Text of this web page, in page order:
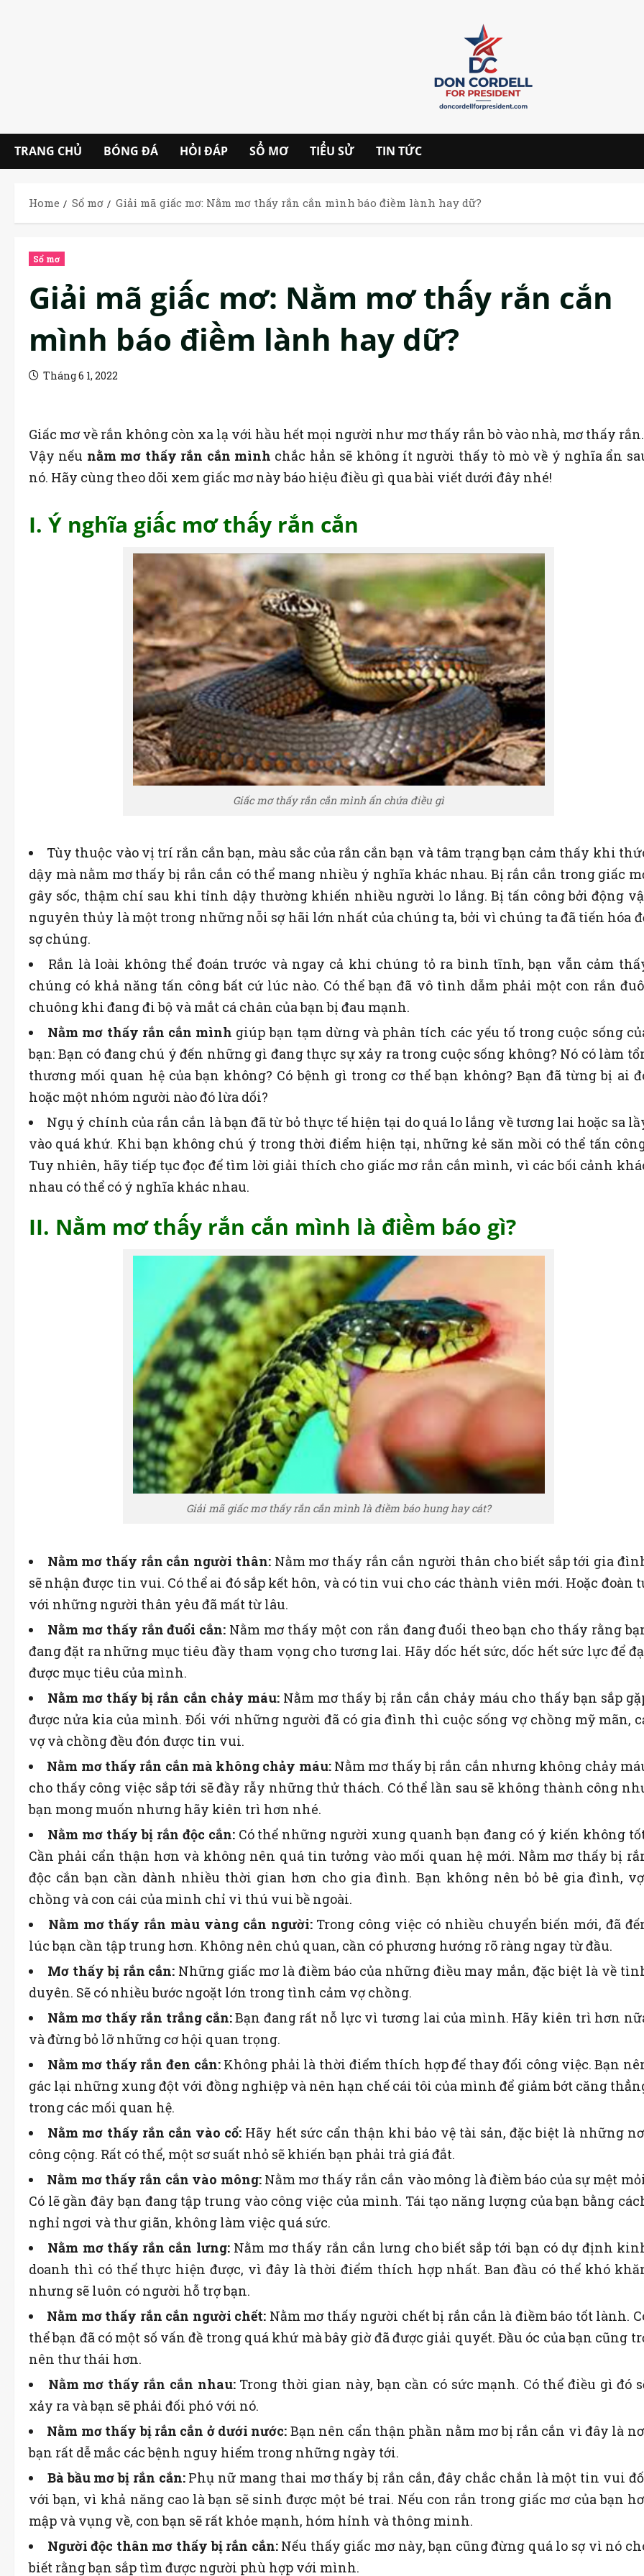
TRANG CHỦ BÓNG ĐÁ HỎI ĐÁP SỔ MƠ TIỂU SỬ TIN TỨC
Home Sổ mơ Giải mã giấc mơ: Nằm mơ thấy rắn cắn mình báo điềm lành hay dữ?
Sổ mơ
Giải mã giấc mơ: Nằm mơ thấy rắn cắn
mình báo điềm lành hay dữ?
Tháng 6 1, 2022
Giấc mơ về rắn không còn xa lạ với hầu hết mọi người như mơ thấy rắn bò vào nhà, mơ thấy
Vậy nếu nằm mơ thấy rắn cắn mình chắc hẳn sẽ không ít người thấy tò mò về ý nghĩa ẩn
nó. Hãy cùng theo dõi xem giấc mơ này báo hiệu điều gì qua bài viết dưới đây nhé!
I. Ý nghĩa giấc mơ thấy rắn cắn
Giấc mơ thấy rắn cắn mình ẩn chứa điều gì
Tùy thuộc vào vị trí rắn cắn bạn, màu sắc của rắn cắn bạn và tâm trạng bạn cảm thấy khi
dậy mà nằm mơ thấy bị rắn cắn có thể mang nhiều ý nghĩa khác nhau. Bị rắn cắn trong giấc
gây sốc, thậm chí sau khi tỉnh dậy thường khiến nhiều người lo lắng. Bị tấn công bởi động
nguyên thủy là một trong những nỗi sợ hãi lớn nhất của chúng ta, bởi vì chúng ta đã tiến hóa
sợ chúng.
Rắn là loài không thể đoán trước và ngay cả khi chúng tỏ ra bình tĩnh, bạn vẫn cảm
chúng có khả năng tấn công bất cứ lúc nào. Có thể bạn đã vô tình dẫm phải một con rắn
chuông khi đang đi bộ và mắt cá chân của bạn bị đau mạnh.
Nằm mơ thấy rắn cắn mình giúp bạn tạm dừng và phân tích các yếu tố trong cuộc sống
bạn: Bạn có đang chú ý đến những gì đang thực sự xảy ra trong cuộc sống không? Nó có làm
thương mối quan hệ của bạn không? Có bệnh gì trong cơ thể bạn không? Bạn đã từng bị ai
hoặc một nhóm người nào đó lừa dối?
Ngụ ý chính của rắn cắn là bạn đã từ bỏ thực tế hiện tại do quá lo lắng về tương lai hoặc sa
vào quá khứ. Khi bạn không chú ý trong thời điểm hiện tại, những kẻ săn mồi có thể tấn
Tuy nhiên, hãy tiếp tục đọc để tìm lời giải thích cho giấc mơ rắn cắn mình, vì các bối cảnh
nhau có thể có ý nghĩa khác nhau.
II. Nằm mơ thấy rắn cắn mình là điềm báo gì?
Giải mã giấc mơ thấy rắn cắn mình là điềm báo hung hay cát?
Nằm mơ thấy rắn cắn người thân: Nằm mơ thấy rắn cắn người thân cho biết sắp tới gia
sẽ nhận được tin vui. Có thể ai đó sắp kết hôn, và có tin vui cho các thành viên mới. Hoặc đoàn
với những người thân yêu đã mất từ ​​lâu.
Nằm mơ thấy rắn đuổi cắn: Nằm mơ thấy một con rắn đang đuổi theo bạn cho thấy rằng
đang đặt ra những mục tiêu đầy tham vọng cho tương lai. Hãy dốc hết sức, dốc hết sức lực để
được mục tiêu của mình.
Nằm mơ thấy bị rắn cắn chảy máu:Nằm mơ thấy bị rắn cắn chảy máu cho thấy bạn sắp
được nửa kia của mình. Đối với những người đã có gia đình thì cuộc sống vợ chồng mỹ mãn,
vợ và chồng đều đón được tin vui.
Nằm mơ thấy rắn cắn mà không chảy máu: Nằm mơ thấy bị rắn cắn nhưng không chảy
cho thấy công việc sắp tới sẽ đầy rẫy những thử thách. Có thể lần sau sẽ không thành công
bạn mong muốn nhưng hãy kiên trì hơn nhé.
Nằm mơ thấy bị rắn độc cắn: Có thể những người xung quanh bạn đang có ý kiến ​​không
Cần phải cẩn thận hơn và không nên quá tin tưởng vào mối quan hệ mới. Nằm mơ thấy bị
độc cắn bạn cần dành nhiều thời gian hơn cho gia đình. Bạn không nên bỏ bê gia đình,
chồng và con cái của mình chỉ vì thú vui bề ngoài.
Nằm mơ thấy rắn màu vàng cắn người: Trong công việc có nhiều chuyển biến mới, đã
lúc bạn cần tập trung hơn. Không nên chủ quan, cần có phương hướng rõ ràng ngay từ đầu.
Mơ thấy bị rắn cắn: Những giấc mơ là điềm báo của những điều may mắn, đặc biệt là về
duyên. Sẽ có nhiều bước ngoặt lớn trong tình cảm vợ chồng.
Nằm mơ thấy rắn trắng cắn:Bạn đang rất nỗ lực vì tương lai của mình. Hãy kiên trì hơn
và đừng bỏ lỡ những cơ hội quan trọng.
Nằm mơ thấy rắn đen cắn: Không phải là thời điểm thích hợp để thay đổi công việc. Bạn
gác lại những xung đột với đồng nghiệp và nên hạn chế cái tôi của mình để giảm bớt căng
trong các mối quan hệ.
Nằm mơ thấy rắn cắn vào cổ: Hãy hết sức cẩn thận khi bảo vệ tài sản, đặc biệt là những
công cộng. Rất có thể, một sơ suất nhỏ sẽ khiến bạn phải trả giá đắt.
Nằm mơ thấy rắn cắn vào mông: Nằm mơ thấy rắn cắn vào mông là điềm báo của sự mệt
Có lẽ gần đây bạn đang tập trung vào công việc của mình. Tái tạo năng lượng của bạn bằng
nghỉ ngơi và thư giãn, không làm việc quá sức.
Nằm mơ thấy rắn cắn lưng: Nằm mơ thấy rắn cắn lưng cho biết sắp tới bạn có dự định
doanh thì có thể thực hiện được, vì đây là thời điểm thích hợp nhất. Ban đầu có thể khó
nhưng sẽ luôn có người hỗ trợ bạn.
Nằm mơ thấy rắn cắn người chết: Nằm mơ thấy người chết bị rắn cắn là điềm báo tốt lành.
thể bạn đã có một số vấn đề trong quá khứ mà bây giờ đã được giải quyết. Đầu óc của bạn cũng
nên thư thái hơn.
Nằm mơ thấy rắn cắn nhau:Trong thời gian này, bạn cần có sức mạnh. Có thể điều gì đó
xảy ra và bạn sẽ phải đối phó với nó.
Nằm mơ thấy bị rắn cắn ở dưới nước: Bạn nên cẩn thận phần nằm mơ bị rắn cắn vì đây là
bạn rất dễ mắc các bệnh nguy hiểm trong những ngày tới.
Bà bầu mơ bị rắn cắn: Phụ nữ mang thai mơ thấy bị rắn cắn, đây chắc chắn là một tin vui
với bạn, vì khả năng cao là bạn sẽ sinh được một bé trai. Nếu con rắn trong giấc mơ của bạn
mập và vụng về, con bạn sẽ rất khỏe mạnh, hóm hỉnh và thông minh.
Người độc thân mơ thấy bị rắn cắn:Nếu thấy giấc mơ này, bạn cũng đừng quá lo sợ vì nó
biết rằng bạn sắp tìm được người phù hợp với mình.